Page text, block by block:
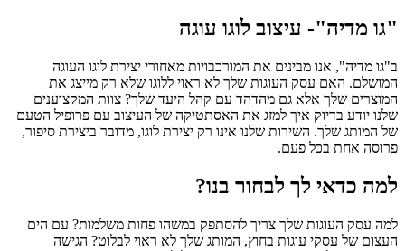
"גו מדיה"- עיצוב לוגו עוגה
ב"גו מדיה", אנו מבינים את המורכבויות מאחורי יצירת לוגו העוגה
המושלם. האם עסק העוגות שלך לא ראוי ללוגו שלא רק מייצג את
המוצרים שלך אלא גם מהדהד עם קהל היעד שלך? צוות המקצוענים
שלנו יודע בדיוק איך למזג את האסתטיקה של העיצוב עם פרופיל הטעם
של המותג שלך. השירות שלנו אינו רק יצירת לוגו, מדובר ביצירת סיפור,
פרוסה אחת בכל פעם.
למה כדאי לך לבחור בנו?
למה עסק העוגות שלך צריך להסתפק במשהו פחות משלמות? עם הים
העצום של עסקי עוגות בחוץ, המותג שלך לא ראוי לבלוט? הגישה